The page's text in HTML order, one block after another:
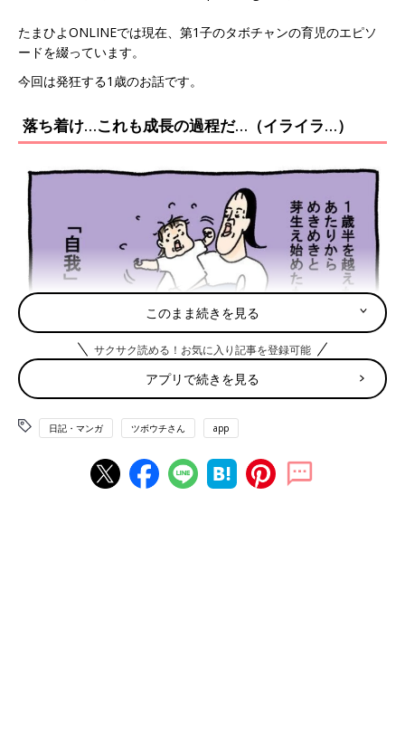
たまひよONLINEでは現在、第1子のタボチャンの育児のエピソ
ードを綴っています。
今回は発狂する1歳のお話です。
落ち着け…これも成長の過程だ…（イライラ…）
このまま続きを見る
サクサク読める！お気に入り記事を登録可能
アプリで続きを見る
日記・マンガ ツボウチさん app